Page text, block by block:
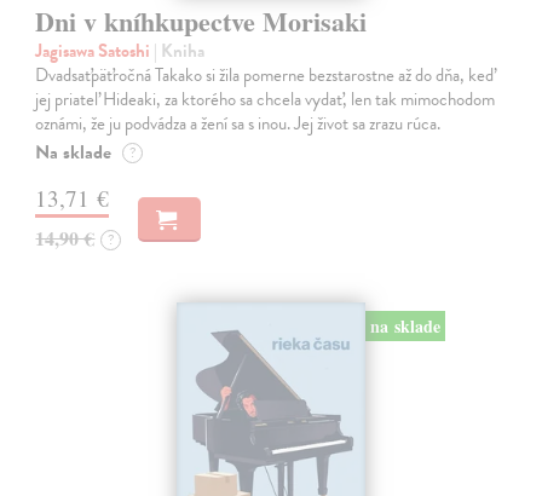
Dni v kníhkupectve Morisaki
Jagisawa Satoshi | Kniha
Dvadsaťpäťročná Takako si žila pomerne bezstarostne až do dňa, keď
jej priateľ Hideaki, za ktorého sa chcela vydať, len tak mimochodom
oznámi, že ju podvádza a žení sa s inou. Jej život sa zrazu rúca.
Na sklade ?
13,71 €
14,90 € ?
na sklade